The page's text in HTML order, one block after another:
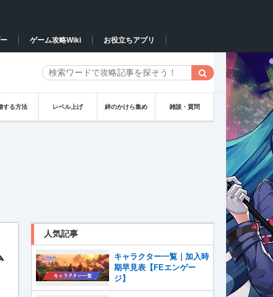
ゲーム攻略Wiki お役立ちアプリ
する方法 レベル上げ 絆のかけら集め 雑談・質問
人気記事
キャラクター一覧｜加入時
期早見表【FEエンゲー
ジ】